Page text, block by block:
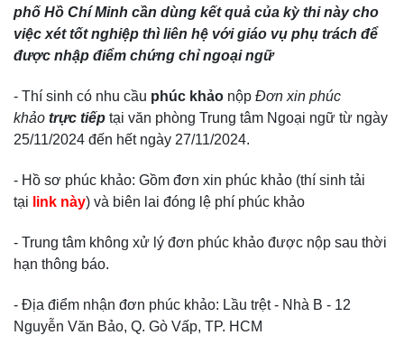
phố Hồ Chí Minh cần dùng kết quả của kỳ thi này cho
việc xét tốt nghiệp thì liên hệ với giáo vụ phụ trách để
được nhập điểm chứng chỉ ngoại ngữ
- Thí sinh có nhu cầu phúc khảo nộp Đơn xin phúc
khảo trực tiếp tại văn phòng Trung tâm Ngoại ngữ từ ngày
25/11/2024 đến hết ngày 27/11/2024.
- Hồ sơ phúc khảo: Gồm đơn xin phúc khảo (thí sinh tải
tại link này) và biên lai đóng lệ phí phúc khảo
- Trung tâm không xử lý đơn phúc khảo được nộp sau thời
hạn thông báo.
- Địa điểm nhận đơn phúc khảo: Lầu trệt - Nhà B - 12
Nguyễn Văn Bảo, Q. Gò Vấp, TP. HCM